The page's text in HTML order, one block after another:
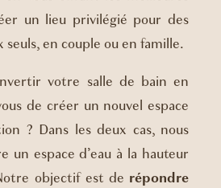
un lieu privilégié pour des
seuls, en couple ou en famille.
votre salle de bain en
de créer un nouvel espace
? Dans les deux cas, nous
un espace d’eau à la hauteur
objectif est de répondre